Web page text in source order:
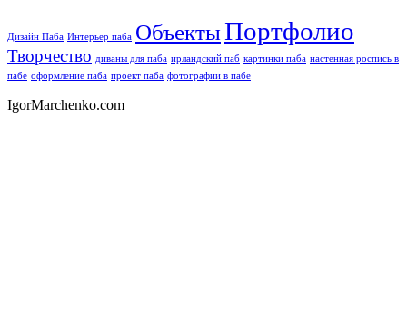
Дизайн Паба Интерьер паба ОбъектыПортфолио
Творчество диваны для паба ирландский паб картинки паба настенная роспись в
пабе оформление паба проект паба фотографии в пабе
IgorMarchenko.com